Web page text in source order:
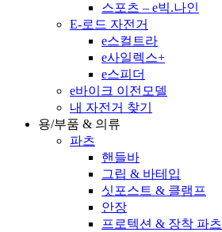
스포츠 – e빅.나인
E-로드 자전거
e스컬트라
e사일렉스+
e스피더
e바이크 이전모델
내 자전거 찾기
용/부품 & 의류
파츠
핸들바
그립 & 바테입
싯포스트 & 클램프
안장
프로텍션 & 장착 파츠